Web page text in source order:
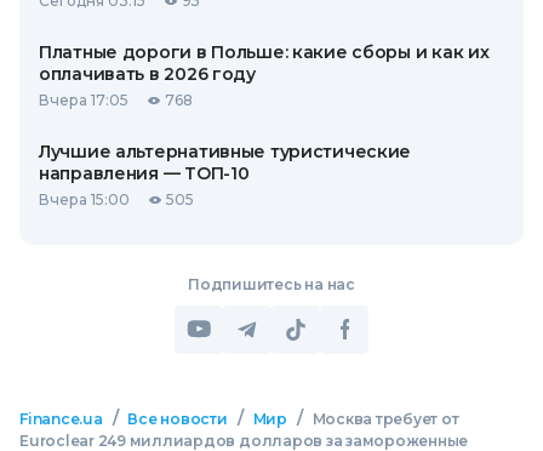
Платные дороги в Польше: какие сборы и как их
оплачивать в 2026 году
Вчера 17:05 768
Лучшие альтернативные туристические
направления — ТОП-10
Вчера 15:00 505
Подпишитесь на нас
Finance.ua / Все новости / Мир /
Москва требует от
Euroclear 249 миллиардов долларов за замороженные